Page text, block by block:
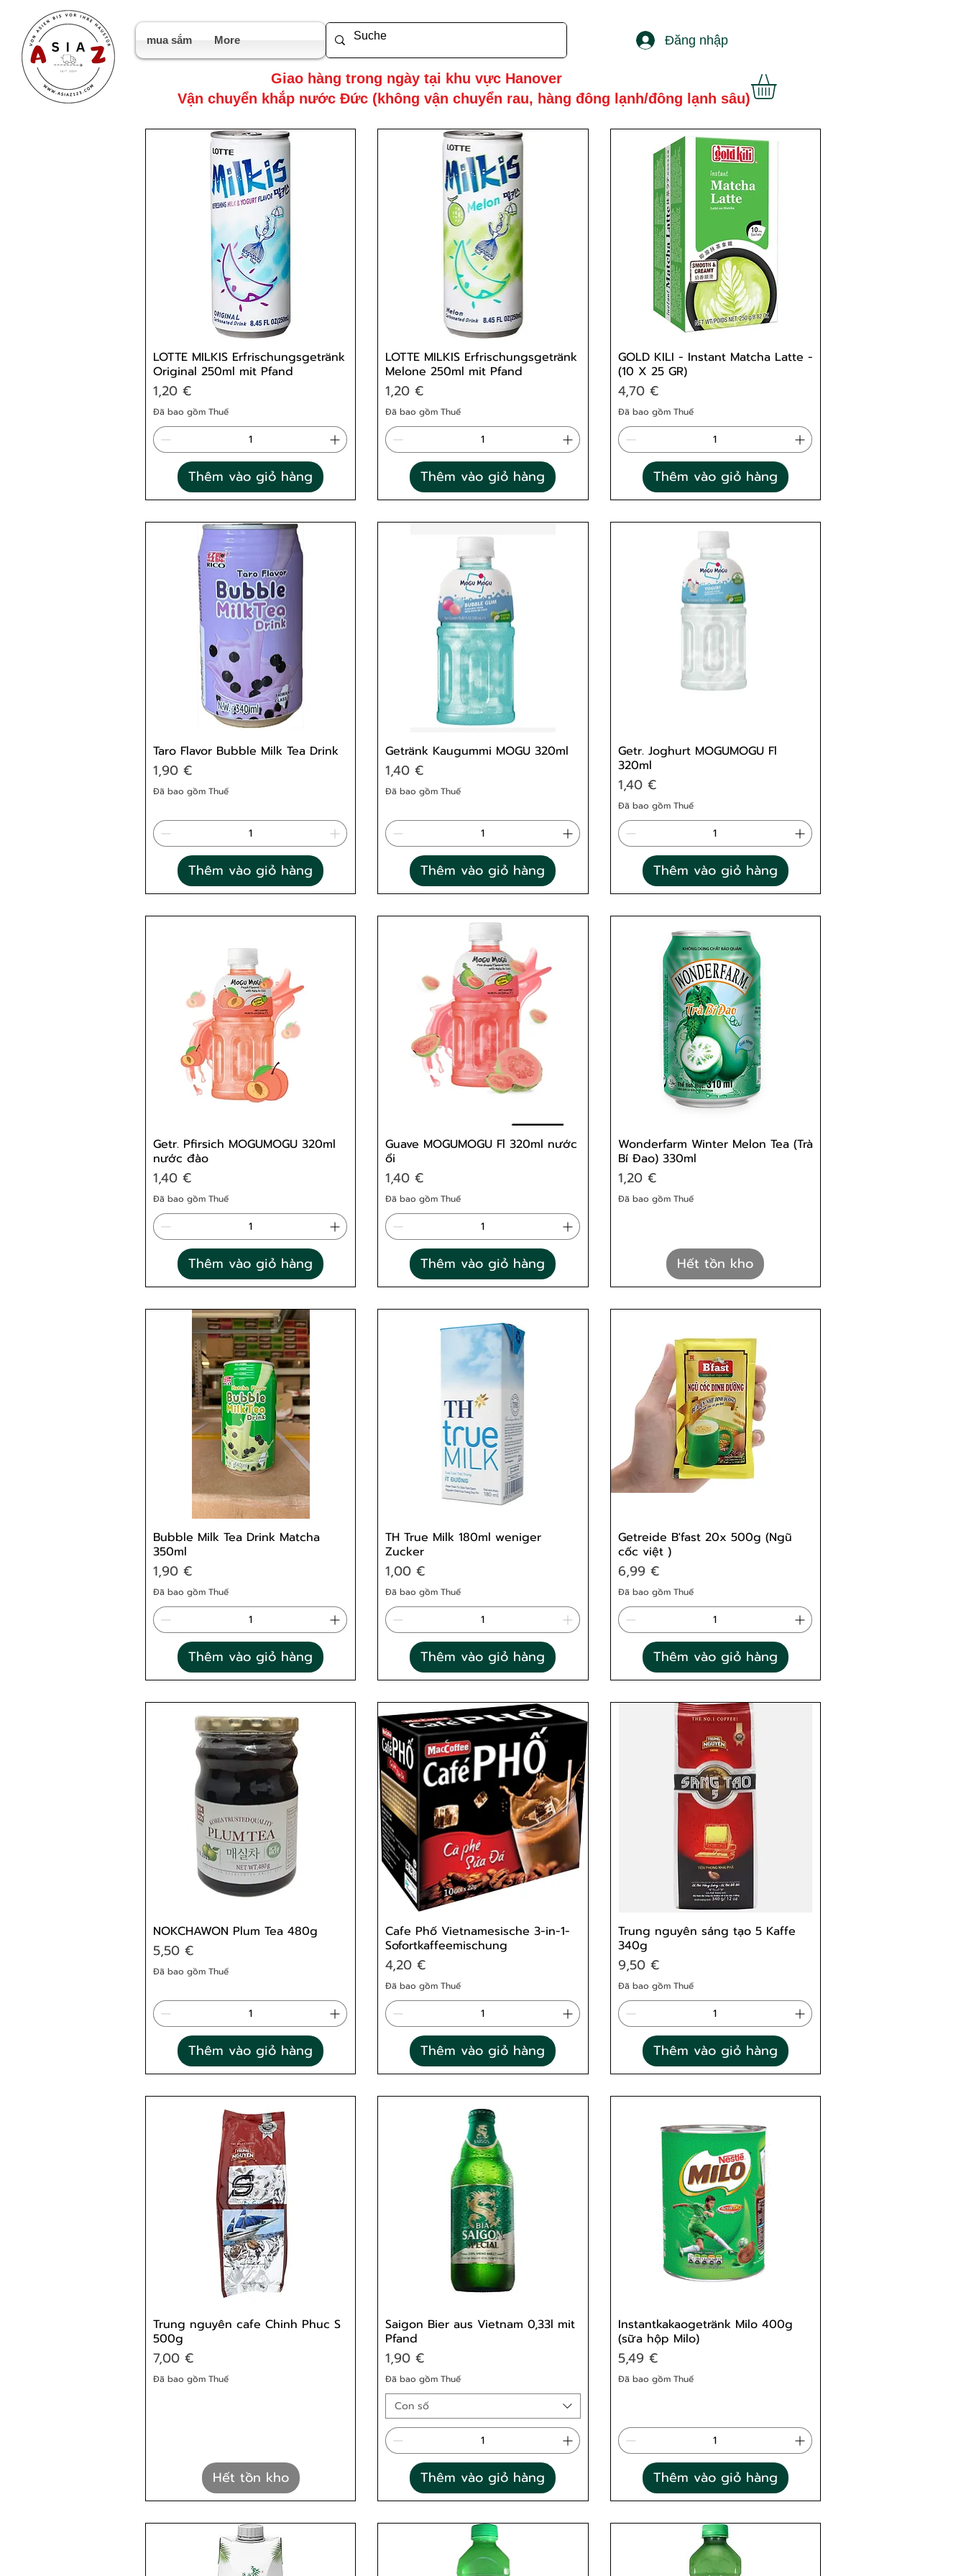
mua sắm More Đăng nhập
Vận chuyển khắp nước Đức (không vận chuyển rau, hàng đông lạnh/đông lạnh sâu)
Giao hàng trong ngày tại khu vực Hanover
LOTTE MILKIS Erfrischungsgetränk
Original 250ml mit Pfand
Giá
1,20 €
Đã bao gồm Thuế
Thêm vào giỏ hàng
LOTTE MILKIS Erfrischungsgetränk
Melone 250ml mit Pfand
Giá
1,20 €
Đã bao gồm Thuế
Thêm vào giỏ hàng
GOLD KILI - Instant Matcha Latte -
(10 X 25 GR)
Giá
4,70 €
Đã bao gồm Thuế
Thêm vào giỏ hàng
Taro Flavor Bubble Milk Tea Drink
Giá
1,90 €
Đã bao gồm Thuế
Thêm vào giỏ hàng
Getränk Kaugummi MOGU 320ml
Giá
1,40 €
Đã bao gồm Thuế
Thêm vào giỏ hàng
Getr. Joghurt MOGUMOGU Fl
320ml
Giá
1,40 €
Đã bao gồm Thuế
Thêm vào giỏ hàng
Getr. Pfirsich MOGUMOGU 320ml
nước đào
Giá
1,40 €
Đã bao gồm Thuế
Thêm vào giỏ hàng
Guave MOGUMOGU Fl 320ml nước
ổi
Giá
1,40 €
Đã bao gồm Thuế
Thêm vào giỏ hàng
Wonderfarm Winter Melon Tea (Trà
Bí Đao) 330ml
Giá
1,20 €
Đã bao gồm Thuế
Hết tồn kho
Bubble Milk Tea Drink Matcha
350ml
Giá
1,90 €
Đã bao gồm Thuế
Thêm vào giỏ hàng
TH True Milk 180ml weniger
Zucker
Giá
1,00 €
Đã bao gồm Thuế
Thêm vào giỏ hàng
Getreide B'fast 20x 500g (Ngũ
cốc việt )
Giá
6,99 €
Đã bao gồm Thuế
Thêm vào giỏ hàng
NOKCHAWON Plum Tea 480g
Giá
5,50 €
Đã bao gồm Thuế
Thêm vào giỏ hàng
Cafe Phố Vietnamesische 3-in-1-
Sofortkaffeemischung
Giá
4,20 €
Đã bao gồm Thuế
Thêm vào giỏ hàng
Trung nguyên sáng tạo 5 Kaffe
340g
Giá
9,50 €
Đã bao gồm Thuế
Thêm vào giỏ hàng
Trung nguyên cafe Chinh Phuc S
500g
Giá
7,00 €
Đã bao gồm Thuế
Hết tồn kho
Saigon Bier aus Vietnam 0,33l mit
Pfand
Giá
1,90 €
Đã bao gồm Thuế
Con số
Thêm vào giỏ hàng
Instantkakaogetränk Milo 400g
(sữa hộp Milo)
Giá
5,49 €
Đã bao gồm Thuế
Thêm vào giỏ hàng